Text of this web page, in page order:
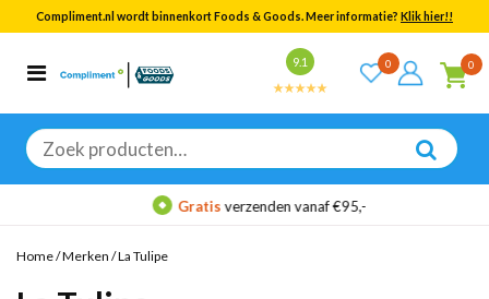
Compliment.nl wordt binnenkort Foods & Goods. Meer informatie? Klik hier!!
9.1 0 0
Zoeken
naar:
Categorieën
Bekijk alle resultaten
Gratisverzenden vanaf €95,-
Home/Merken /La Tulipe